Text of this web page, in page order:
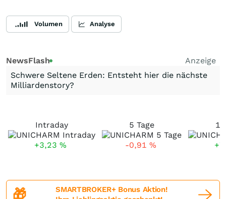
Volumen Analyse
NewsFlash
Anzeige
Schwere Seltene Erden: Entsteht hier die nächste
Milliardenstory?
Intraday
+3,23 %
5 Tage
-0,91 %
1
🎁
SMARTBROKER+ Bonus Aktion!